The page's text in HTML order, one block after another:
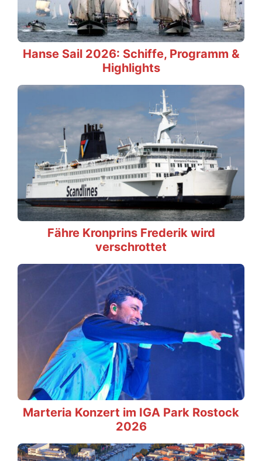
Hanse Sail 2026: Schiffe, Programm &
Highlights
Fähre Kronprins Frederik wird
verschrottet
Marteria Konzert im IGA Park Rostock
2026